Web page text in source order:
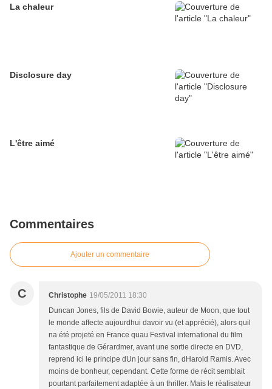
La chaleur
Disclosure day
L'être aimé
Commentaires
Ajouter un commentaire
C Christophe 19/05/2011 18:30
Duncan Jones, fils de David Bowie, auteur de Moon, que tout
le monde affecte aujourdhui davoir vu (et apprécié), alors quil
na été projeté en France quau Festival international du film
fantastique de Gérardmer, avant une sortie directe en DVD,
reprend ici le principe dUn jour sans fin, dHarold Ramis. Avec
moins de bonheur, cependant. Cette forme de récit semblait
pourtant parfaitement adaptée à un thriller. Mais le réalisateur